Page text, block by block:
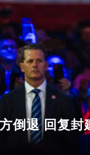
倒退 回复